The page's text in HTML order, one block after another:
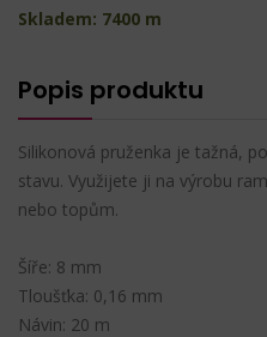
Skladem: 7400 m
Popis produktu
Silikonová pruženka je tažná,
stavu. Využijete ji na výrobu
nebo topům.
Šíře: 8 mm
Tloušťka: 0,16 mm
Návin: 20 m